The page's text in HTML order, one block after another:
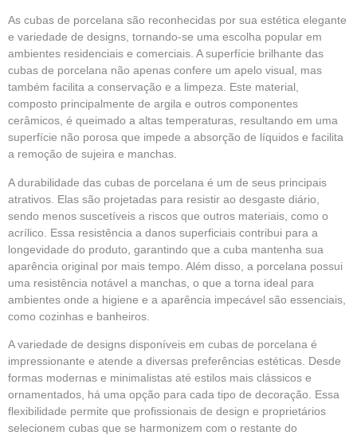
As cubas de porcelana são reconhecidas por sua estética elegante
e variedade de designs, tornando-se uma escolha popular em
ambientes residenciais e comerciais. A superfície brilhante das
cubas de porcelana não apenas confere um apelo visual, mas
também facilita a conservação e a limpeza. Este material,
composto principalmente de argila e outros componentes
cerâmicos, é queimado a altas temperaturas, resultando em uma
superfície não porosa que impede a absorção de líquidos e facilita
a remoção de sujeira e manchas.
A durabilidade das cubas de porcelana é um de seus principais
atrativos. Elas são projetadas para resistir ao desgaste diário,
sendo menos suscetíveis a riscos que outros materiais, como o
acrílico. Essa resistência a danos superficiais contribui para a
longevidade do produto, garantindo que a cuba mantenha sua
aparência original por mais tempo. Além disso, a porcelana possui
uma resistência notável a manchas, o que a torna ideal para
ambientes onde a higiene e a aparência impecável são essenciais,
como cozinhas e banheiros.
A variedade de designs disponíveis em cubas de porcelana é
impressionante e atende a diversas preferências estéticas. Desde
formas modernas e minimalistas até estilos mais clássicos e
ornamentados, há uma opção para cada tipo de decoração. Essa
flexibilidade permite que profissionais de design e proprietários
selecionem cubas que se harmonizem com o restante do